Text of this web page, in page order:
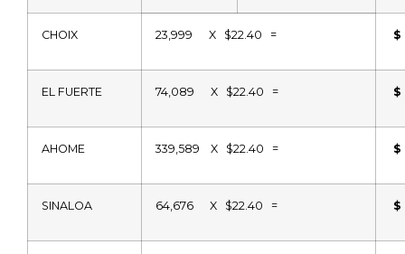
CHOIX 23,999 X $22.40 = $
EL FUERTE 74,089 X $22.40 = $
AHOME 339,589 X $22.40 = $
SINALOA 64,676 X $22.40 = $